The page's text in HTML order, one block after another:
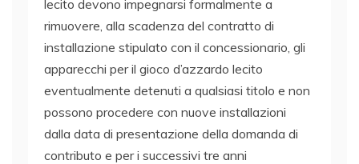
lecito devono impegnarsi formalmente a
rimuovere, alla scadenza del contratto di
installazione stipulato con il concessionario, gli
apparecchi per il gioco d’azzardo lecito
eventualmente detenuti a qualsiasi titolo e non
possono procedere con nuove installazioni
dalla data di presentazione della domanda di
contributo e per i successivi tre anni